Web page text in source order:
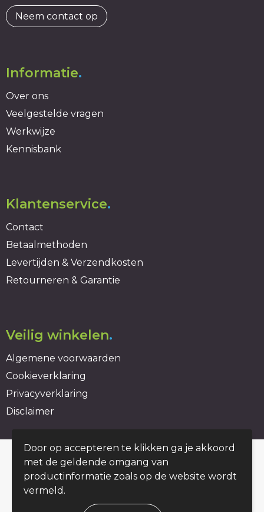
Neem contact op
Informatie.
Over ons
Veelgestelde vragen
Werkwijze
Kennisbank
Klantenservice.
Contact
Betaalmethoden
Levertijden & Verzendkosten
Retourneren & Garantie
Veilig winkelen.
Algemene voorwaarden
Cookieverklaring
Privacyverklaring
Disclaimer
© Copyright duurzaambedrukt.nl 2026
Door op accepteren te klikken ga je akkoord
met de geldende omgang van
productinformatie zoals op de website wordt
vermeld.